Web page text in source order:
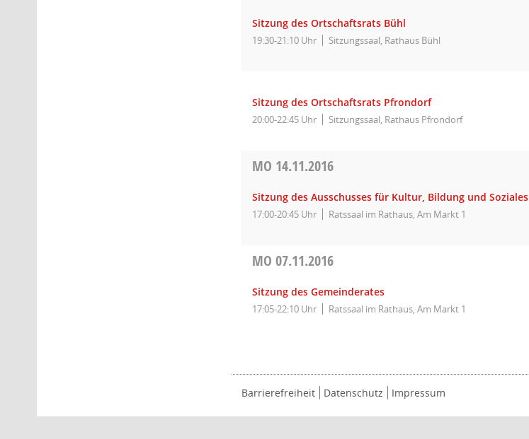
Sitzung des Ortschaftsrats Bühl
19:30-21:10 Uhr Sitzungssaal, Rathaus Bühl
Sitzung des Ortschaftsrats Pfrondorf
20:00-22:45 Uhr Sitzungssaal, Rathaus Pfrondorf
MO 14.11.2016
Sitzung des Ausschusses für Kultur, Bildung und Soziales
17:00-20:45 Uhr Ratssaal im Rathaus, Am Markt 1
MO07.11.2016
Sitzung des Gemeinderates
17:05-22:10 Uhr Ratssaal im Rathaus, Am Markt 1
Barrierefreiheit Datenschutz Impressum